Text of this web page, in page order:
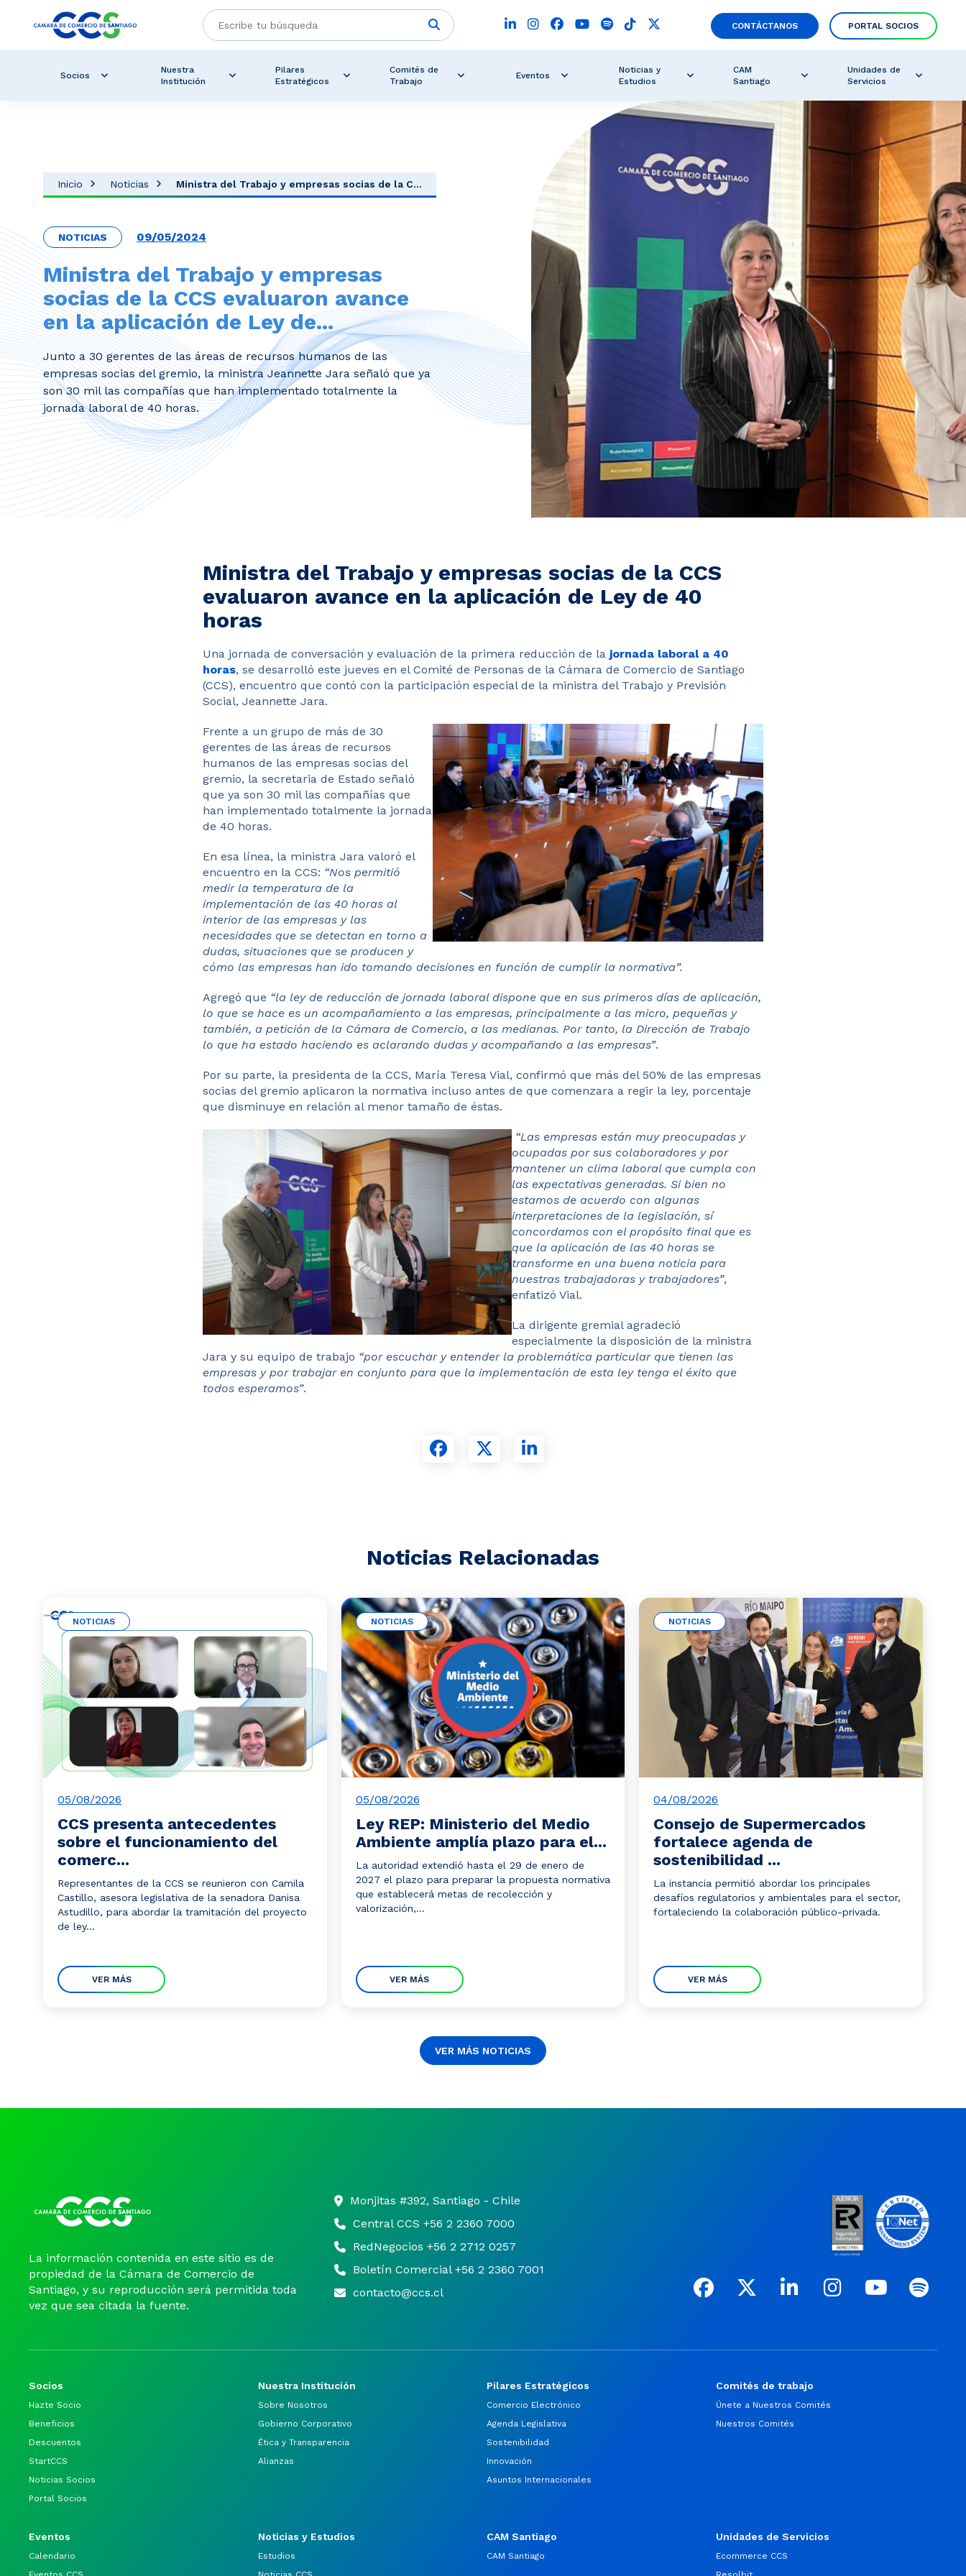
CONTÁCTANOS PORTAL SOCIOS
Socios
Nuestra
Institución
Pilares
Estratégicos
Comités de
Trabajo
Eventos
Noticias y
Estudios
CAM
Santiago
Unidades de
Servicios
Inicio Noticias Ministra del Trabajo y ​empresas socias de la C...
NOTICIAS 09/05/2024
Ministra del Trabajo y ​empresas
socias de la CCS​ evaluaron avance
en la ​​​aplicación de Ley de...
Junto a 30 gerentes de las áreas de recursos humanos de las
empresas socias del gremio, la ministra Jeannette Jara señaló que ya
son 30 mil las compañías que han implementado totalmente la
jornada laboral de 40 horas.
Ministra del Trabajo y ​empresas socias de la CCS​
evaluaron avance en la ​​​aplicación de Ley de 40
horas
Una jornada de conversación y evaluación de la ​​primera ​reducción de la jornada laboral a 40
horas, se desarrolló ​este jueves en el Comité de Personas de la Cámara de Comercio de Santiago
(CCS), encuentro que contó con la participación especial de la ministra del Trabajo y Previsión
Social, Jeannette Jara.
Frente a un grupo de más de 30 ​
gerentes​ de las áreas de recursos
humanos de las empresas​ socias del
gremio​, la secretaria de ​​​E​stado señaló
que ya son 30 mil las ​compañías​​ que
han implementado totalmente la jornada
de 40 horas.
En esa línea, la ministra Jara valoró el
encuentro en la CCS: “Nos permitió
medir la temperatura de la
implementación de las 40 horas al
interior de las empresas y las
necesidades que se detectan en torno a
dudas, situaciones que se producen y
cómo las empresas han ido tomando decisiones en función de cumplir la normativa”.
Agregó que “la ley de reducción de jornada laboral dispone que en sus primeros días de aplicación,
lo que se hace es un acompañamiento a las empresas, principalmente a las micro, pequeñas y
también, a petición de la Cámara de Comercio, a las medianas. Por tanto, la Dirección de Trabajo
lo que ha estado haciendo es aclarando dudas y acompañando a las empresas”.
​​Por su parte, la presidenta de la CCS, María Teresa Vial, ​confirmó​​ que más del 50% de las empresas
socias del gremio aplicaron la normativa incluso antes de que comenzara a regir la ley, porcentaje
que ​​disminuye ​en relación al ​menor ​tamaño de éstas. ​​​
“Las empresas están muy preocupadas y
ocupadas por sus colaboradores y por
mantener un clima laboral que cumpla con
las expectativas generadas. ​S​i bien no
estamos de acuerdo con ​algunas ​
interpretaciones de la legislación, sí
concordamos con el propósito final que es
que la aplicación de las 40 horas se
transforme en una buena noticia para
nuestras trabajadoras y trabajadores”​,
enfatizó Vial​.
La dirigente gremial agradeció
especialmente la disposición de la ministra
Jara y su equipo de trabajo “por escuchar y entender la problemática particular que tienen las
empresas y por trabajar en conjunto para que la implementación de esta ley tenga el éxito que
todos esperamos”.
Noticias Relacionadas
NOTICIAS
05/08/2026
CCS presenta antecedentes
sobre el funcionamiento del
comerc...
Representantes de la CCS se reunieron con Camila
Castillo, asesora legislativa de la senadora Danisa
Astudillo, para abordar la tramitación del proyecto
de ley...
VER MÁS
NOTICIAS
05/08/2026
Ley REP: Ministerio del Medio
Ambiente amplía plazo para el...
La autoridad extendió hasta el 29 de enero de
2027 el plazo para preparar la propuesta normativa
que establecerá metas de recolección y
valorización,...
VER MÁS
NOTICIAS
04/08/2026
Consejo de Supermercados
fortalece agenda de
sostenibilidad ...
La instancia permitió abordar los principales
desafíos regulatorios y ambientales para el sector,
fortaleciendo la colaboración público-privada.
VER MÁS
VER MÁS NOTICIAS
La información contenida en este sitio es de
propiedad de la Cámara de Comercio de
Santiago, y su reproducción será permitida toda
vez que sea citada la fuente.
Monjitas #392, Santiago - Chile
Central CCS +56 2 2360 7000
RedNegocios +56 2 2712 0257
Boletín Comercial +56 2 2360 7001
contacto@ccs.cl
Socios
Hazte Socio
Beneficios
Descuentos
StartCCS
Noticias Socios
Portal Socios
Nuestra Institución
Sobre Nosotros
Gobierno Corporativo
Ética y Transparencia
Alianzas
Pilares Estratégicos
Comercio Electrónico
Agenda Legislativa
Sostenibilidad
Innovación
Asuntos Internacionales
Comités de trabajo
Únete a Nuestros Comités
Nuestros Comités
Eventos
Calendario
Noticias y Estudios
Estudios
CAM Santiago
CAM Santiago
Unidades de Servicios
Ecommerce CCS